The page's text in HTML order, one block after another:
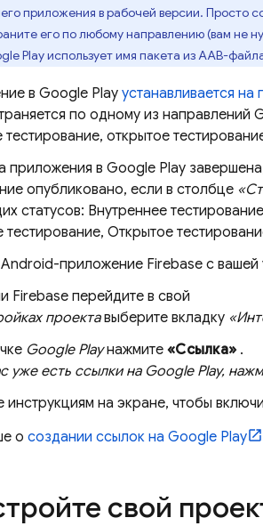
приложения в рабочей версии. Просто
его по любому направлению (вам не
Play использует имя пакета из AAB-
в Google Play устанавливается
по одному из направлений
тестирование, открытое
приложения в Google Play
опубликовано, если в столбце
статусов: Внутреннее
тестирование, Открытое
приложение Firebase с вашей
Firebase перейдите в свой
проектавыберите вкладку
Google Playнажмите «Ссылка» .
уже есть ссылки на Google Play,
инструкциям на экране, чтобы
о создании ссылок на Google Play
свой